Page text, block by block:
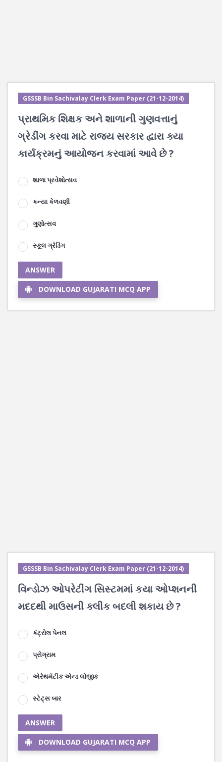
GSSSB Bin Sachivalay Clerk Exam Paper (21-12-2014)
પ્રાથમિક શિક્ષક અને શાળાની ગુણવત્તાનું
ગ્રેડીંગ કરવા માટે રાજ્ય સરકાર દ્વારા ક્યા
કાર્યક્રમનું આયોજન કરવામાં આવે છે ?
શાળા પ્રવેશોત્સવ
કન્યા કેળવણી
ગુણોત્સવ
સ્કૂલ ગ્રેડિંગ
ANSWER
DOWNLOAD GUJARATI MCQ APP
GSSSB Bin Sachivalay Clerk Exam Paper (21-12-2014)
વિન્ડોઝ ઓપરેટીંગ સિસ્ટમમાં કયા ઓપ્શનની
મદદથી માઉસની ક્લીક બદલી શકાય છે ?
કંટ્રોલ પેનલ
પ્રોગ્રામ
એરેથમેટીક એન્ડ લોજીક
સ્ટેટ્સ બાર
ANSWER
DOWNLOAD GUJARATI MCQ APP